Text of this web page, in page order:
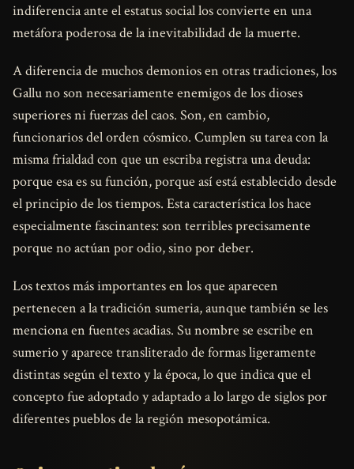
indiferencia ante el estatus social los convierte en una
metáfora poderosa de la inevitabilidad de la muerte.
A diferencia de muchos demonios en otras tradiciones, los
Gallu no son necesariamente enemigos de los dioses
superiores ni fuerzas del caos. Son, en cambio,
funcionarios del orden cósmico. Cumplen su tarea con la
misma frialdad con que un escriba registra una deuda:
porque esa es su función, porque así está establecido desde
el principio de los tiempos. Esta característica los hace
especialmente fascinantes: son terribles precisamente
porque no actúan por odio, sino por deber.
Los textos más importantes en los que aparecen
pertenecen a la tradición sumeria, aunque también se les
menciona en fuentes acadias. Su nombre se escribe en
sumerio y aparece transliterado de formas ligeramente
distintas según el texto y la época, lo que indica que el
concepto fue adoptado y adaptado a lo largo de siglos por
diferentes pueblos de la región mesopotámica.